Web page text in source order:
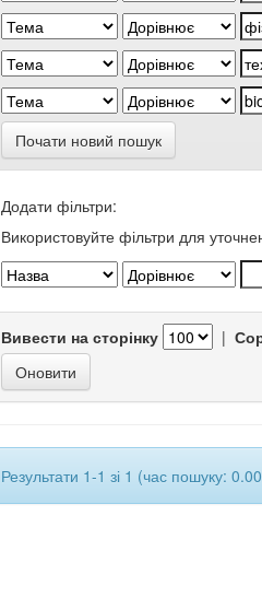
Почати новий пошук
Додати фільтри:
Використовуйте фільтри для
Вивести на сторінку |
Результати 1-1 зі 1 (час пошуку: